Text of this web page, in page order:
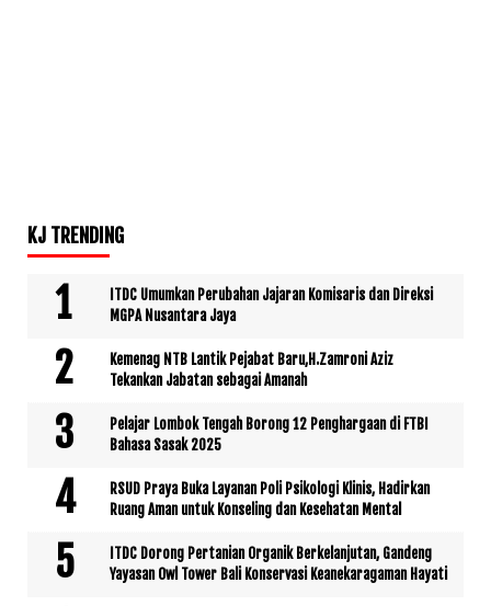
KJ TRENDING
ITDC Umumkan Perubahan Jajaran Komisaris dan Direksi
MGPA Nusantara Jaya
Kemenag NTB Lantik Pejabat Baru,H.Zamroni Aziz
Tekankan Jabatan sebagai Amanah
Pelajar Lombok Tengah Borong 12 Penghargaan di FTBI
Bahasa Sasak 2025
RSUD Praya Buka Layanan Poli Psikologi Klinis, Hadirkan
Ruang Aman untuk Konseling dan Kesehatan Mental
ITDC Dorong Pertanian Organik Berkelanjutan, Gandeng
Yayasan Owl Tower Bali Konservasi Keanekaragaman Hayati